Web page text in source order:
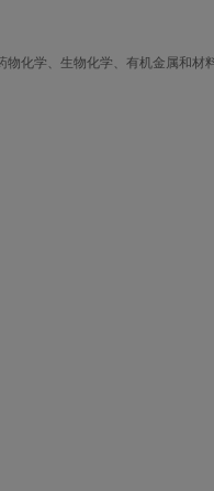
化学、生物化学、有机金属和材